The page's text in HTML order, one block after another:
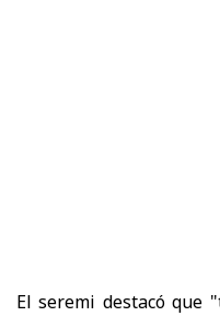
El seremi destacó que